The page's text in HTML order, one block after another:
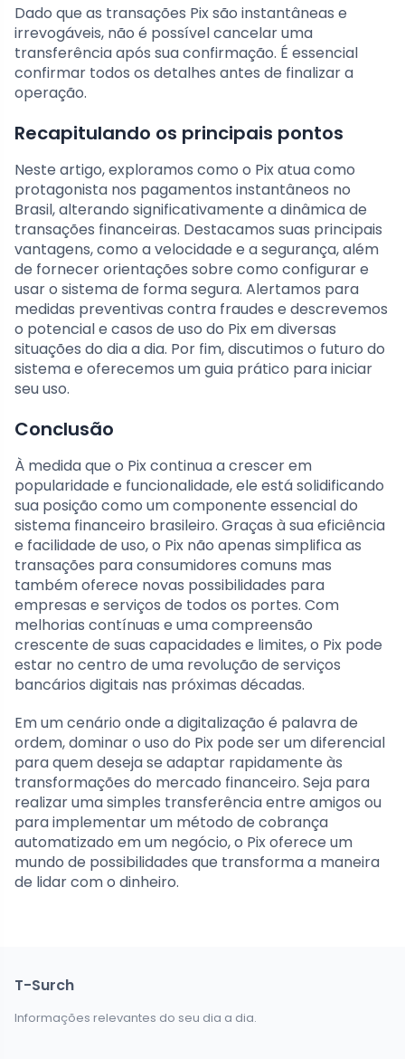
Dado que as transações Pix são instantâneas e
irrevogáveis, não é possível cancelar uma
transferência após sua confirmação. É essencial
confirmar todos os detalhes antes de finalizar a
operação.
Recapitulando os principais pontos
Neste artigo, exploramos como o Pix atua como
protagonista nos pagamentos instantâneos no
Brasil, alterando significativamente a dinâmica de
transações financeiras. Destacamos suas principais
vantagens, como a velocidade e a segurança, além
de fornecer orientações sobre como configurar e
usar o sistema de forma segura. Alertamos para
medidas preventivas contra fraudes e descrevemos
o potencial e casos de uso do Pix em diversas
situações do dia a dia. Por fim, discutimos o futuro do
sistema e oferecemos um guia prático para iniciar
seu uso.
Conclusão
À medida que o Pix continua a crescer em
popularidade e funcionalidade, ele está solidificando
sua posição como um componente essencial do
sistema financeiro brasileiro. Graças à sua eficiência
e facilidade de uso, o Pix não apenas simplifica as
transações para consumidores comuns mas
também oferece novas possibilidades para
empresas e serviços de todos os portes. Com
melhorias contínuas e uma compreensão
crescente de suas capacidades e limites, o Pix pode
estar no centro de uma revolução de serviços
bancários digitais nas próximas décadas.
Em um cenário onde a digitalização é palavra de
ordem, dominar o uso do Pix pode ser um diferencial
para quem deseja se adaptar rapidamente às
transformações do mercado financeiro. Seja para
realizar uma simples transferência entre amigos ou
para implementar um método de cobrança
automatizado em um negócio, o Pix oferece um
mundo de possibilidades que transforma a maneira
de lidar com o dinheiro.
T-Surch
Informações relevantes do seu dia a dia.